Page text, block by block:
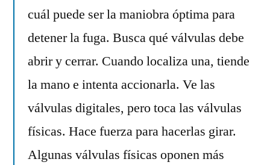
cuál puede ser la maniobra óptima para
detener la fuga. Busca qué válvulas debe
abrir y cerrar. Cuando localiza una, tiende
la mano e intenta accionarla. Ve las
válvulas digitales, pero toca las válvulas
físicas. Hace fuerza para hacerlas girar.
Algunas válvulas físicas oponen más